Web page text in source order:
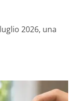
2026, una